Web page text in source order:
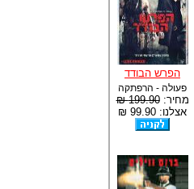
הפרש הבודד
פעולה - הרפתקה
מחיר:199.90 ₪
אצלנו: 99.90 ₪